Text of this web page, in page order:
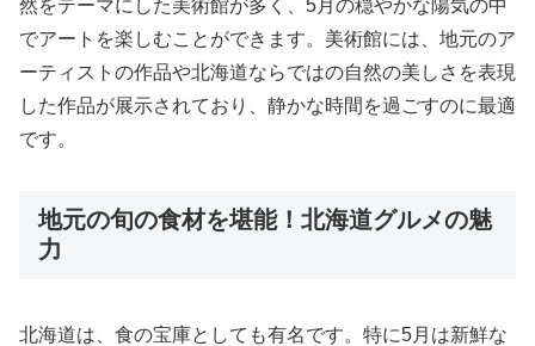
然をテーマにした美術館が多く、5月の穏やかな陽気の中
でアートを楽しむことができます。美術館には、地元のア
ーティストの作品や北海道ならではの自然の美しさを表現
した作品が展示されており、静かな時間を過ごすのに最適
です。
地元の旬の食材を堪能！北海道グルメの魅
力
北海道は、食の宝庫としても有名です。特に5月は新鮮な